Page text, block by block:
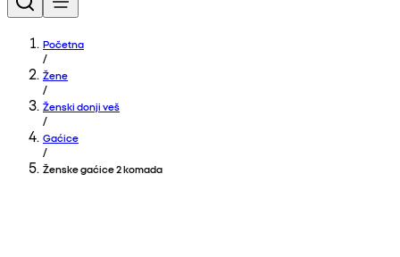
Početna
/
Žene
/
Ženski donji veš
/
Gaćice
/
Ženske gaćice 2 komada